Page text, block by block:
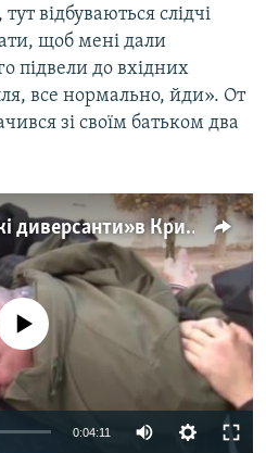
відбуваються слідчі
щоб мені дали
підвели до вхідних
все нормально, йди». От
зі своїм батьком два
ФСБ і нові «українські диверсанти» в Криму: все, що відомо
currently available
0:04:11